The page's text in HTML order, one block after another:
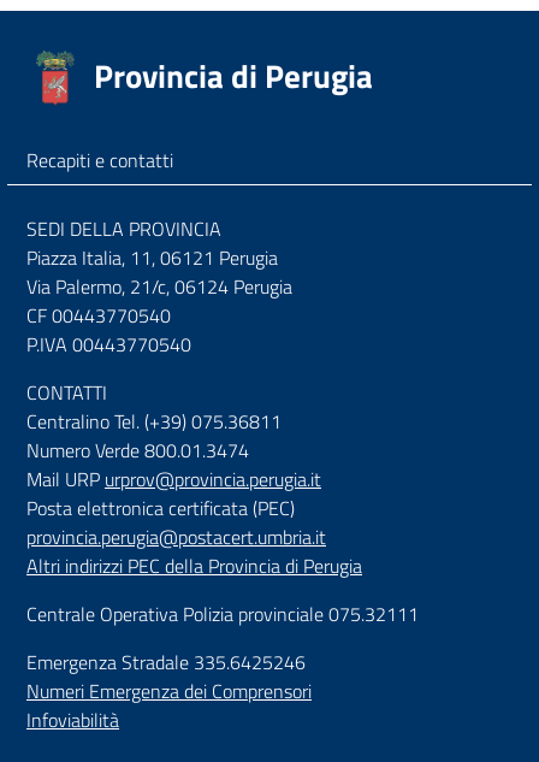
Provincia di Perugia
Recapiti e contatti
SEDI DELLA PROVINCIA
Piazza Italia, 11, 06121 Perugia
Via Palermo, 21/c, 06124 Perugia
CF 00443770540
P.IVA 00443770540
CONTATTI
Centralino Tel. (+39) 075.36811
Numero Verde 800.01.3474
Mail URP urprov@provincia.perugia.it
Posta elettronica certificata (PEC)
provincia.perugia@postacert.umbria.it
Altri indirizzi PEC della Provincia di Perugia
Centrale Operativa Polizia provinciale 075.32111
Emergenza Stradale 335.6425246
Numeri Emergenza dei Comprensori
Infoviabilità